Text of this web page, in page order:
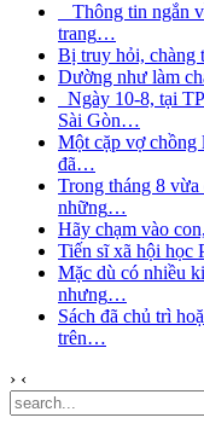
Thông tin ngắn
trang…
Bị truy hỏi, chàng
Dường như làm
Ngày 10-8, tại
Sài Gòn…
Một cặp vợ chồng
đã…
Trong tháng 8 vừa
những…
Hãy chạm vào
Tiến sĩ xã hội học
Mặc dù có nhiều
nhưng…
Sách đã chủ trì
trên…
› ‹